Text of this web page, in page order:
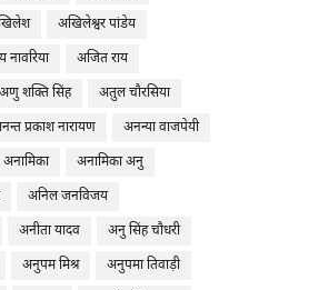
अखिलेश्वर पांडेय
अजित राय
अणु शक्ति सिंह
अतुल चौरसिया
प्रकाश नारायण
अनन्या वाजपेयी
अनामिका
अनामिका अनु
अनिल जनविजय
अनीता यादव
अनु सिंह चौधरी
अनुपम मिश्र
अनुपमा तिवाड़ी